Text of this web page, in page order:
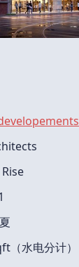
（水电分计）